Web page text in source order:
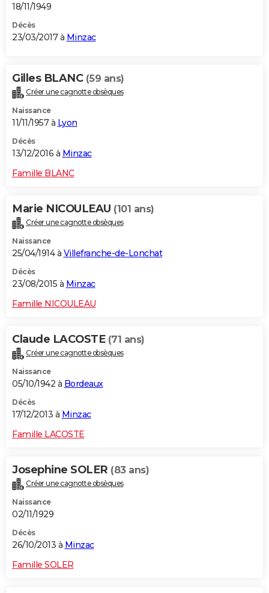
18/11/1949
Décès
23/03/2017 à Minzac
Gilles BLANC (59 ans)
Créer une cagnotte obsèques
Naissance
11/11/1957 à Lyon
Décès
13/12/2016 à Minzac
Famille BLANC
Marie NICOULEAU (101 ans)
Créer une cagnotte obsèques
Naissance
25/04/1914 à Villefranche-de-Lonchat
Décès
23/08/2015 à Minzac
Famille NICOULEAU
Claude LACOSTE (71 ans)
Créer une cagnotte obsèques
Naissance
05/10/1942 à Bordeaux
Décès
17/12/2013 à Minzac
Famille LACOSTE
Josephine SOLER (83 ans)
Créer une cagnotte obsèques
Naissance
02/11/1929
Décès
26/10/2013 à Minzac
Famille SOLER